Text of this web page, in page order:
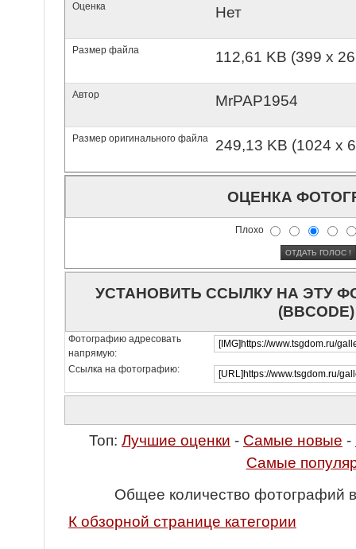
Оценка Нет
Размер файла 112,61 KB (399 x
Автор MrPAP1954
Размер оригинального файла 249,13 KB (1024 x
ОЦЕНКА
Плохо
УСТАНОВИТЬ ССЫЛКУ НА ЭТУ
(BBCODE)
Фотографию адресовать
напрямую:
Ссылка на фотографию:
Топ: Лучшие оценки - Самые новые -
Самые
Общее количество фотографий
К обзорной странице категории